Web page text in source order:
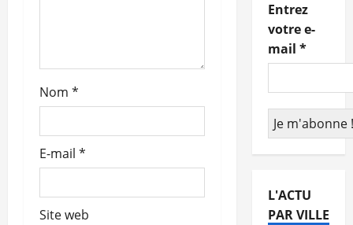
t
i
c
l
e
Nom *
E-mail *
Site web
Entrez
votre e-
mail *
L'ACTU
PAR VILLE